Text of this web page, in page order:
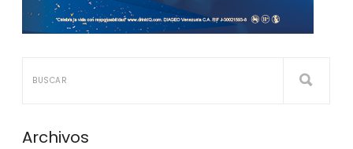
Archivos